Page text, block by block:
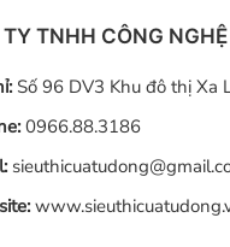
TNHH CÔNG
Số 96 DV3 Khu đô thị Xa
0966.88.3186